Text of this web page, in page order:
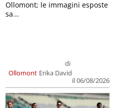
Ollomont
di
Erika David
il 06/08/2026
Ollomont; le immagini esposte
sa...